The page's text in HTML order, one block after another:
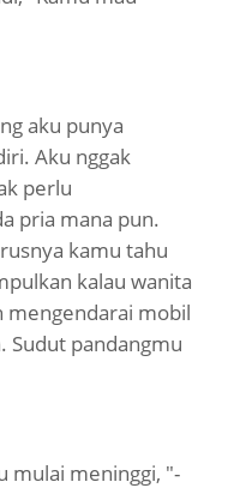
aku punya
Aku nggak
perlu
pria mana pun.
kamu tahu
kalau wanita
mengendarai mobil
Sudut pandangmu
mulai meninggi, "-